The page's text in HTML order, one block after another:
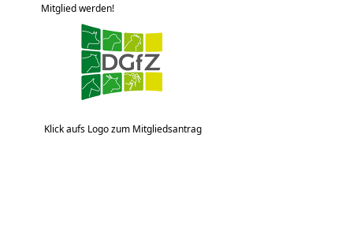
Mitglied werden!
Klick aufs Logo zum Mitgliedsantrag